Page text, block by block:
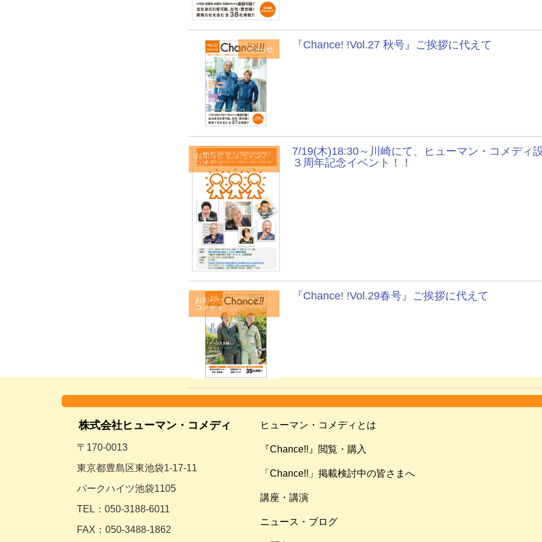
お知らせ 『Chance! !Vol.27 秋号』ご挨拶に代えて
お知らせ ヒューマン・
コメディ
7/19(木)18:30～川崎にて、ヒューマン・コメディ
３周年記念イベント！！
お知らせ ヒューマン・
コメディ
『Chance! !Vol.29春号』ご挨拶に代えて
株式会社ヒューマン・コメディ
〒170-0013
東京都豊島区東池袋1-17-11
パークハイツ池袋1105
TEL：050-3188-6011
FAX：050-3488-1862
ヒューマン・コメディとは
『Chance!!』閲覧・購入
「Chance!!」掲載検討中の皆さまへ
講座・講演
ニュース・ブログ